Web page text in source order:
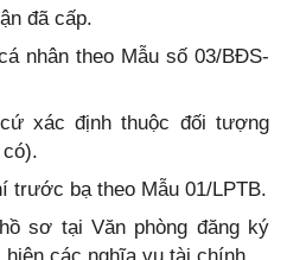
đã cấp.
nhân theo Mẫu số 03/BĐS-
xác định thuộc đối tượng
trước bạ theo Mẫu 01/LPTB.
sơ tại Văn phòng đăng ký
các nghĩa vụ tài chính.